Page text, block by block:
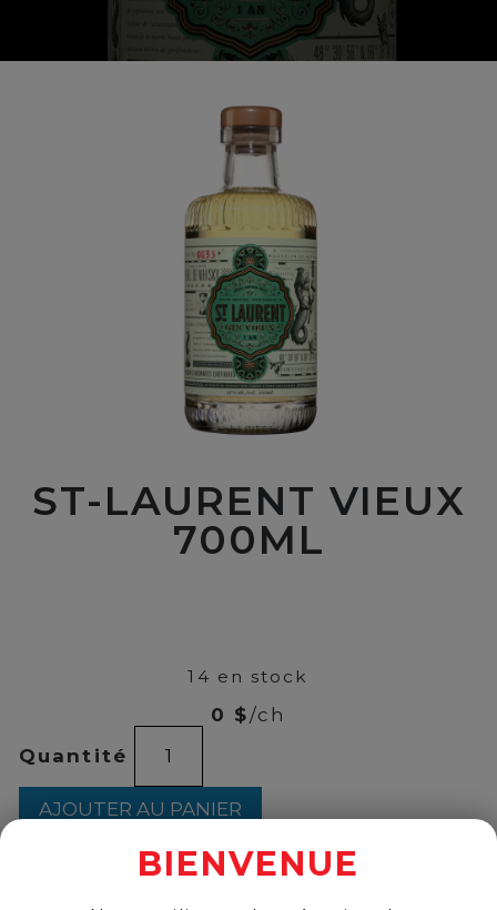
ST-LAURENT VIEUX
700ML
14 en stock
0 $ /ch
Quantité
quantité
LAURENT
VIEUX
AJOUTER AU PANIER
BIENVENUE